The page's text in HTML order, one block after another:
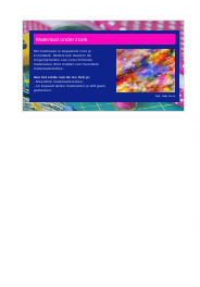
Beeld: Publiek Domein
Materiaal onderzoek
Het materiaal is bepalend voor je
kunstwerk. Onderzoek daarom de
mogelijkheden van verschillende
materialen door middel van meerdere
materiaalstudies.
Aan het einde van de les heb je:
- Meerdere materiaalstudies;
- en bepaalt welke materialen je wilt gaan
gebruiken.